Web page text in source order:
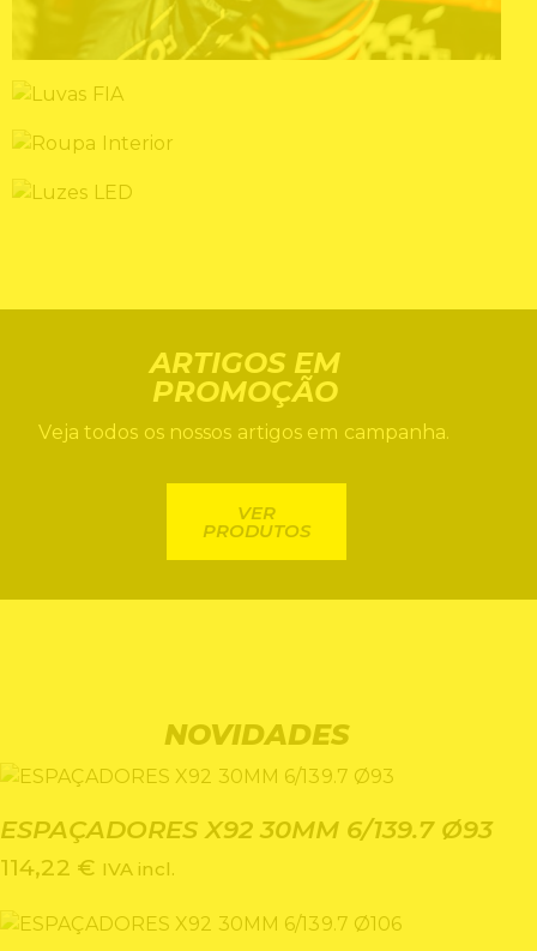
LUVAS FIA
ARTIGOS EM
PROMOÇÃO
Veja todos os nossos artigos em campanha.
VER
PRODUTOS
NOVIDADES
ESPAÇADORES X92 30MM 6/139.7 Ø93
114,22 € IVA incl.